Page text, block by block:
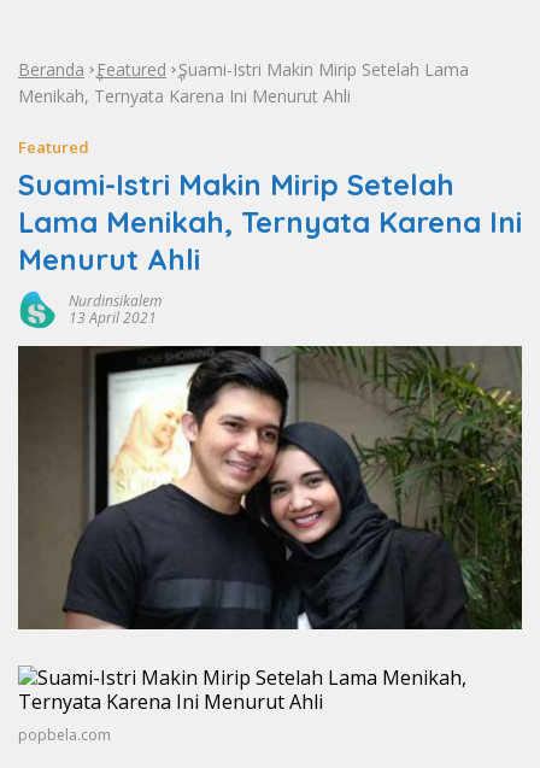
Beranda »Featured »Suami-Istri Makin Mirip Setelah Lama
Menikah, Ternyata Karena Ini Menurut Ahli
Featured
Suami-Istri Makin Mirip Setelah
Lama Menikah, Ternyata Karena Ini
Menurut Ahli
Nurdinsikalem
13 April 2021
popbela.com